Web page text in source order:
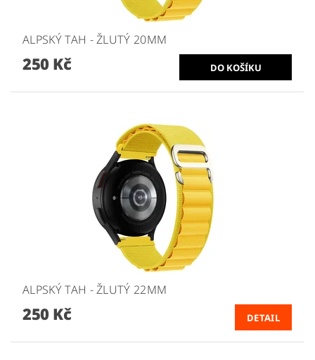
ALPSKÝ TAH - ŽLUTÝ 20MM
250 Kč
ALPSKÝ TAH - ŽLUTÝ 22MM
250 Kč DETAIL